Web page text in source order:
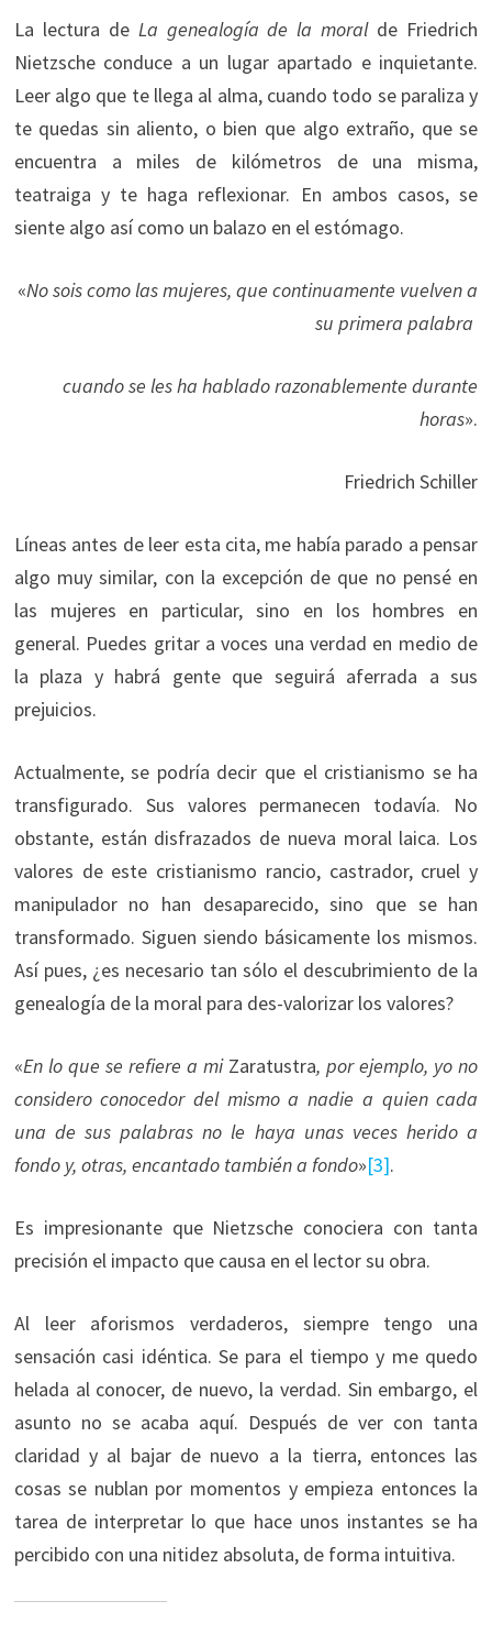
La lectura de La genealogía de la moral de Friedrich
Nietzsche conduce a un lugar apartado e inquietante.
Leer algo que te llega al alma, cuando todo se paraliza y
te quedas sin aliento, o bien que algo extraño, que se
encuentra a miles de kilómetros de una misma,
teatraiga y te haga reflexionar. En ambos casos, se
siente algo así como un balazo en el estómago.
«No sois como las mujeres, que continuamente vuelven a
su primera palabra
cuando se les ha hablado razonablemente durante
horas».
Friedrich Schiller
Líneas antes de leer esta cita, me había parado a pensar
algo muy similar, con la excepción de que no pensé en
las mujeres en particular, sino en los hombres en
general. Puedes gritar a voces una verdad en medio de
la plaza y habrá gente que seguirá aferrada a sus
prejuicios.
Actualmente, se podría decir que el cristianismo se ha
transfigurado. Sus valores permanecen todavía. No
obstante, están disfrazados de nueva moral laica. Los
valores de este cristianismo rancio, castrador, cruel y
manipulador no han desaparecido, sino que se han
transformado. Siguen siendo básicamente los mismos.
Así pues, ¿es necesario tan sólo el descubrimiento de la
genealogía de la moral para des-valorizar los valores?
«En lo que se refiere a mi Zaratustra, por ejemplo, yo no
considero conocedor del mismo a nadie a quien cada
una de sus palabras no le haya unas veces herido a
fondo y, otras, encantado también a fondo»[3].
Es impresionante que Nietzsche conociera con tanta
precisión el impacto que causa en el lector su obra.
Al leer aforismos verdaderos, siempre tengo una
sensación casi idéntica. Se para el tiempo y me quedo
helada al conocer, de nuevo, la verdad. Sin embargo, el
asunto no se acaba aquí. Después de ver con tanta
claridad y al bajar de nuevo a la tierra, entonces las
cosas se nublan por momentos y empieza entonces la
tarea de interpretar lo que hace unos instantes se ha
percibido con una nitidez absoluta, de forma intuitiva.